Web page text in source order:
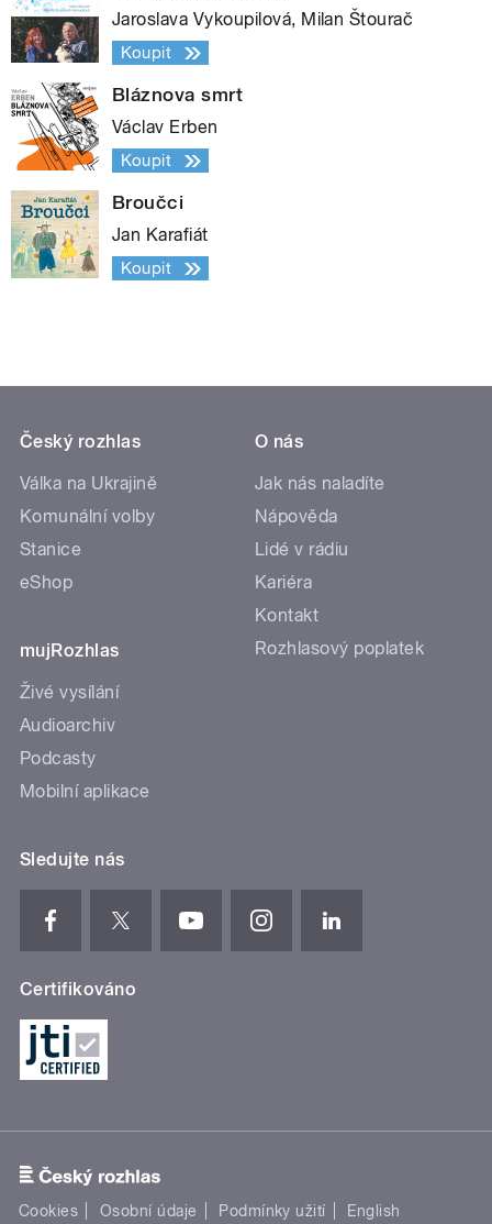
Jaroslava Vykoupilová, Milan Štourač
Koupit
Bláznova smrt
Václav Erben
Koupit
Broučci
Jan Karafiát
Koupit
Český rozhlas
Válka na Ukrajině
Komunální volby
Stanice
eShop
mujRozhlas
Živé vysílání
Audioarchiv
Podcasty
Mobilní aplikace
O nás
Jak nás naladíte
Nápověda
Lidé v rádiu
Kariéra
Kontakt
Rozhlasový poplatek
Sledujte nás
Certifikováno
Cookies Osobní údaje Podmínky užití English